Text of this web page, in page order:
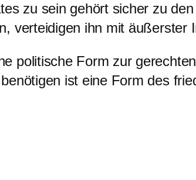
zu sein gehört sicher zu
verteidigen ihn mit äußerster
politische Form zur
ist eine Form des